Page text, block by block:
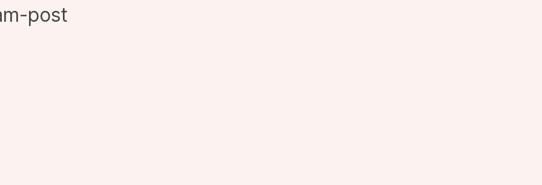
post